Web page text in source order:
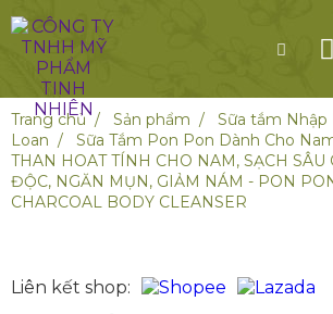
Trang chủ Sản phẩm
Sữa tắm Nhập
Loan
Sữa Tắm Pon Pon Dành Cho
THAN HOAT TÍNH CHO NAM, SẠCH SÂU
ĐỘC, NGĂN MỤN, GIẢM NÁM - PON
CHARCOAL BODY CLEANSER
Liên kết shop: